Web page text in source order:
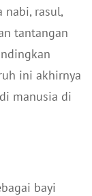
nabi, rasul,
tantangan
ini akhirnya
manusia di
bayi